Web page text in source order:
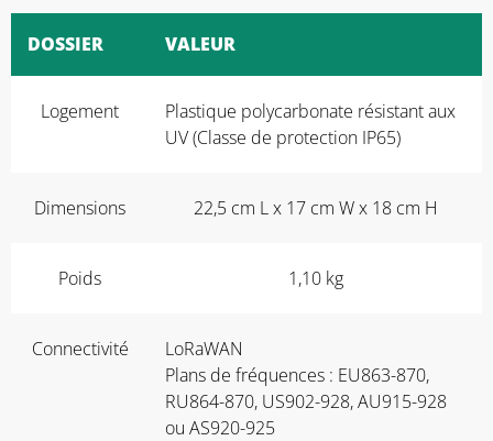
DOSSIER VALEUR
Logement
Plastique polycarbonate résistant aux
UV (Classe de protection IP65)
Dimensions 22,5 cm L x 17 cm W x 18 cm H
Poids 1,10 kg
Connectivité
LoRaWAN
Plans de fréquences : EU863-870,
RU864-870, US902-928, AU915-928
ou AS920-925